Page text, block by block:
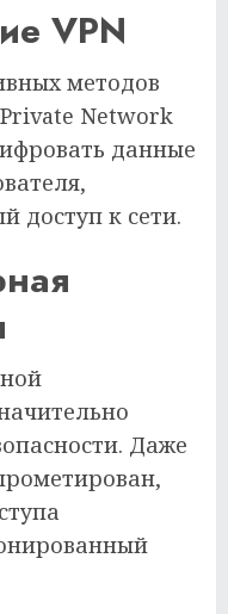
VPN
методов
Network
данные
доступ к сети.
Даже